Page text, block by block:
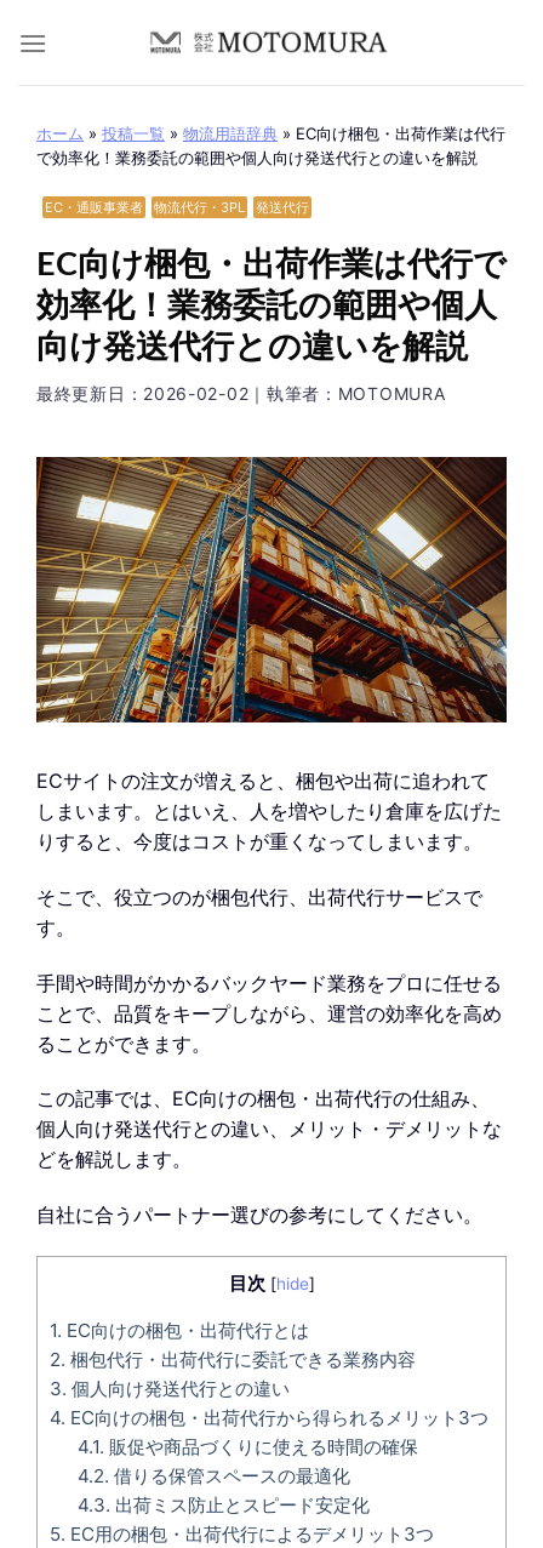
ホーム » 投稿一覧 » 物流用語辞典 » EC向け梱包・出荷作業は代行
で効率化！業務委託の範囲や個人向け発送代行との違いを解説
EC・通販事業者 物流代行・3PL 発送代行
EC向け梱包・出荷作業は代行で
効率化！業務委託の範囲や個人
向け発送代行との違いを解説
最終更新日： 2026-02-02 ｜執筆者：MOTOMURA
ECサイトの注文が増えると、梱包や出荷に追われて
しまいます。とはいえ、人を増やしたり倉庫を広げた
りすると、今度はコストが重くなってしまいます。
そこで、役立つのが梱包代行、出荷代行サービスで
す。
手間や時間がかかるバックヤード業務をプロに任せる
ことで、品質をキープしながら、運営の効率化を高め
ることができます。
この記事では、EC向けの梱包・出荷代行の仕組み、
個人向け発送代行との違い、メリット・デメリットな
どを解説します。
自社に合うパートナー選びの参考にしてください。
目次 [hide]
1. EC向けの梱包・出荷代行とは
2. 梱包代行・出荷代行に委託できる業務内容
3. 個人向け発送代行との違い
4. EC向けの梱包・出荷代行から得られるメリット3つ
4.1. 販促や商品づくりに使える時間の確保
4.2. 借りる保管スペースの最適化
4.3. 出荷ミス防止とスピード安定化
5. EC用の梱包・出荷代行によるデメリット3つ